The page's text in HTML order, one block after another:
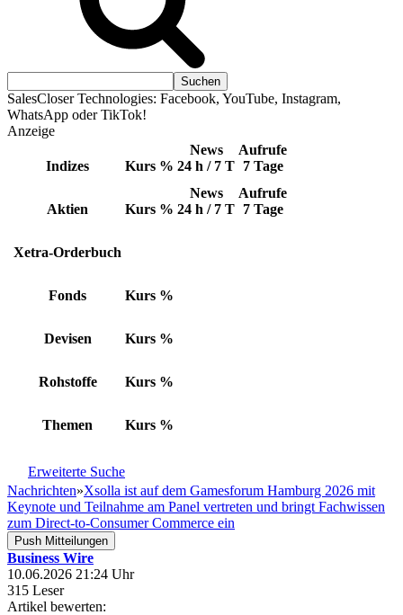
SalesCloser Technologies: Facebook, YouTube, Instagram,
WhatsApp oder TikTok!
Anzeige
Indizes Kurs %
News
24 h / 7 T
Aufrufe
7 Tage
Aktien Kurs %
News
24 h / 7 T
Aufrufe
7 Tage
Xetra-Orderbuch
Fonds Kurs %
Devisen Kurs %
Rohstoffe Kurs %
Themen Kurs %
Erweiterte Suche
Nachrichten»Xsolla ist auf dem Gamesforum Hamburg 2026 mit
Keynote und Teilnahme am Panel vertreten und bringt Fachwissen
zum Direct-to-Consumer Commerce ein
Push Mitteilungen
Business Wire
10.06.2026 21:24 Uhr
315 Leser
Artikel bewerten: